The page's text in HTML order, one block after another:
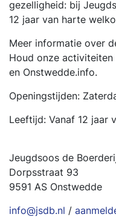
gezelligheid: bij
12 jaar van harte
Meer informatie over
Houd onze
en Onstwedde.info.
Openingstijden:
Leeftijd: Vanaf 12 jaar
Jeugdsoos de
Dorpsstraat 93
9591 AS Onstwedde
info@jsdb.nl /